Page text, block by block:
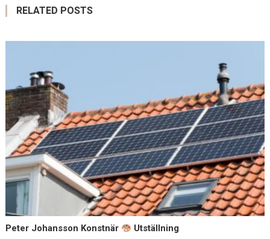
RELATED POSTS
Peter Johansson Konstnär Utställning